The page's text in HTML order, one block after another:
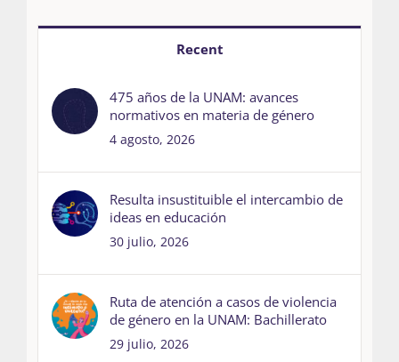
Recent
475 años de la UNAM: avances
normativos en materia de género
4 agosto, 2026
Resulta insustituible el intercambio de
ideas en educación
30 julio, 2026
Ruta de atención a casos de violencia
de género en la UNAM: Bachillerato
29 julio, 2026